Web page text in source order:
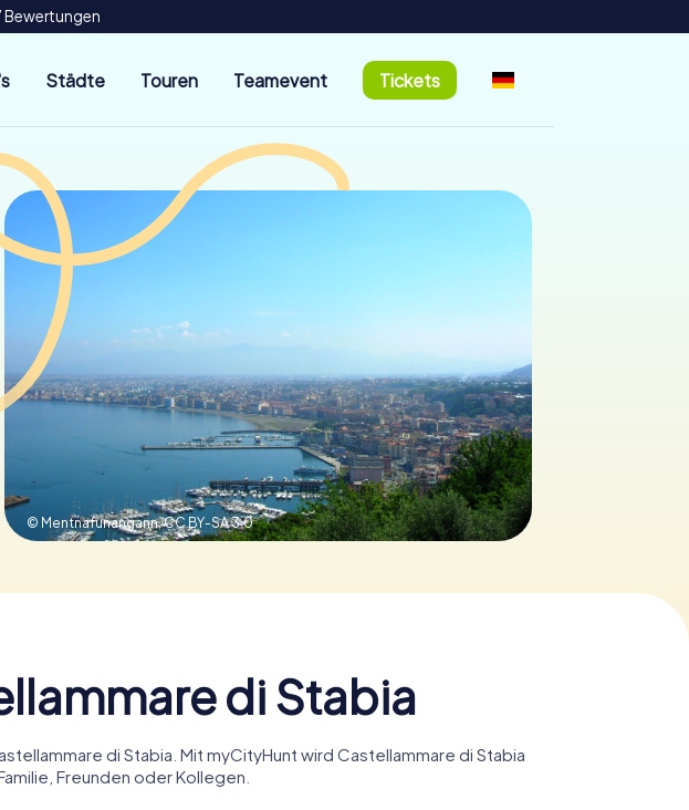
Bewertungen
Städte Touren Teamevent Tickets
© Mentnafunangann,CC BY-SA 3.0
di Stabia
di Stabia. Mit myCityHunt wird Castellammare di Stabia
Freunden oder Kollegen.